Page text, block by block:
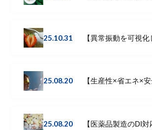
25.10.31
25.08.20
25.08.20